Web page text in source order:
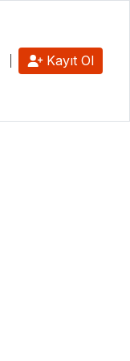
Kayıt Ol